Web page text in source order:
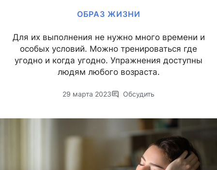
ОБРАЗ ЖИЗНИ
Для их выполнения не нужно много времени и
особых условий. Можно тренироваться где
угодно и когда угодно. Упражнения доступны
людям любого возраста.
29 марта 2023 Обсудить